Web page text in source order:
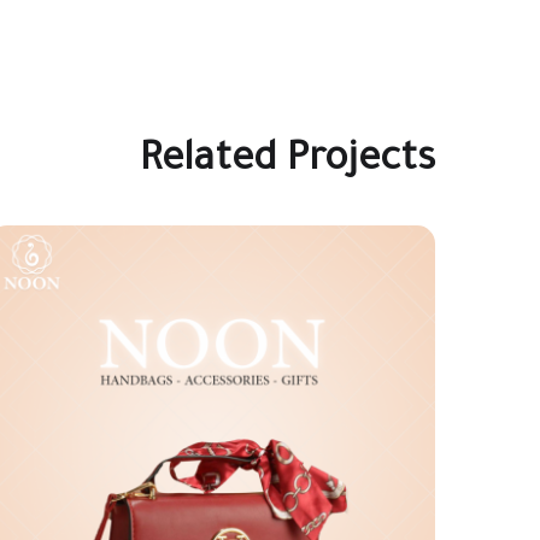
Related Projects